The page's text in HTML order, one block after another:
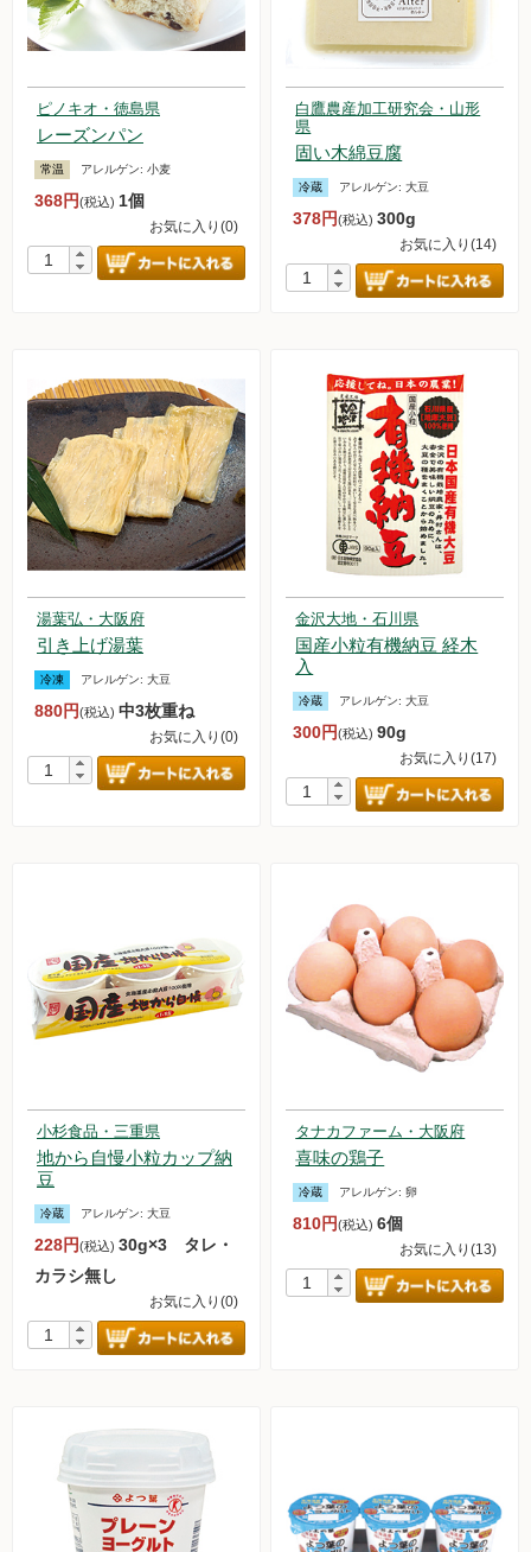
ピノキオ・徳島県
レーズンパン
常温 アレルゲン: 小麦
368円(税込) 1個
お気に入り(0)
白鷹農産加工研究会・山形
県
固い木綿豆腐
冷蔵 アレルゲン:大豆
378円(税込)300g
お気に入り(14)
湯葉弘・大阪府
引き上げ湯葉
冷凍 アレルゲン: 大豆
880円(税込) 中3枚重ね
お気に入り(0)
金沢大地・石川県
国産小粒有機納豆 経木
入
冷蔵 アレルゲン:大豆
300円(税込)90g
お気に入り(17)
小杉食品・三重県
地から自慢小粒カップ納
豆
冷蔵 アレルゲン: 大豆
228円(税込) 30g×3 タレ・
カラシ無し
お気に入り(0)
タナカファーム・大阪府
喜味の鶏子
冷蔵 アレルゲン:卵
810円(税込)6個
お気に入り(13)